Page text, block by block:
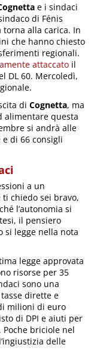
e i sindaci
di Fénis
alla carica. In
che hanno chiesto
regionali.
attaccato il
DL 60. Mercoledì,
diCognetta, ma
alimentare questa
si andrà alle
di 66 consigli
a un
chiedo sei bravo,
l’autonomia si
il pensiero
si legge nella nota
legge approvata
risorse per 35
sono una
dirette e
milioni di euro
di DPI e aiuti per
briciole nel
delle